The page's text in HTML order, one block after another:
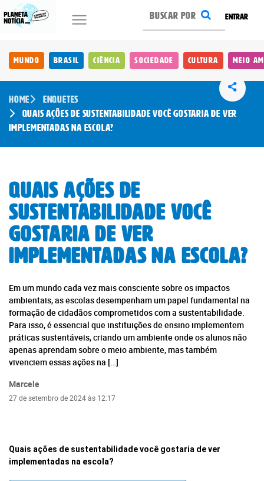
ENTRAR
Mundo Brasil Ciência Sociedade Cultura Meio
Home
Enquetes
Quais Ações de Sustentabilidade Você Gostaria de Ver
Implementadas na Escola?
Quais Ações de
Sustentabilidade Você
Gostaria de Ver
Implementadas na Escola?
Em um mundo cada vez mais consciente sobre os impactos
ambientais, as escolas desempenham um papel fundamental na
formação de cidadãos comprometidos com a sustentabilidade.
Para isso, é essencial que instituições de ensino implementem
práticas sustentáveis, criando um ambiente onde os alunos não
apenas aprendam sobre o meio ambiente, mas também
vivenciem essas ações na […]
Marcele
27 de setembro de 2024 às 12:17
Quais ações de sustentabilidade você gostaria de ver
implementadas na escola?